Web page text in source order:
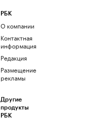
РБК
О компании
Контактная
информация
Редакция
Размещение
рекламы
Другие
продукты
РБК